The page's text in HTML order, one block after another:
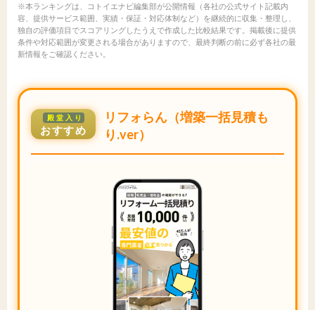
※本ランキングは、コトイエナビ編集部が公開情報（各社の公式サイト記載内
容、提供サービス範囲、実績・保証・対応体制など）を継続的に収集・整理し、
独自の評価項目でスコアリングしたうえで作成した比較結果です。掲載後に提供
条件や対応範囲が変更される場合がありますので、最終判断の前に必ず各社の最
新情報をご確認ください。
殿堂入り
おすすめ
リフォらん（増築一括見積も
り.ver）